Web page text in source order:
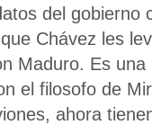
del gobierno
Chávez les
Maduro. Es
el filosofo de
ahora